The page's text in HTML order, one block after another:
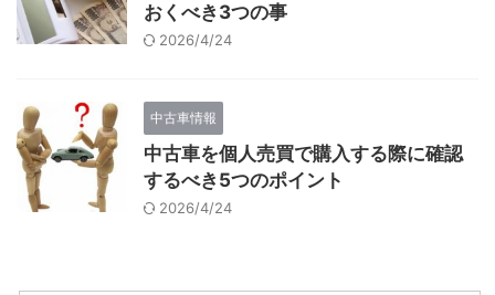
おくべき3つの事
2026/4/24
中古車情報
中古車を個人売買で購入する際に確認
するべき5つのポイント
2026/4/24